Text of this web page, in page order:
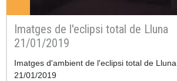
Imatges de l'eclipsi total de Lluna
21/01/2019
Imatges d'ambient de l'eclipsi total de Lluna
21/01/2019